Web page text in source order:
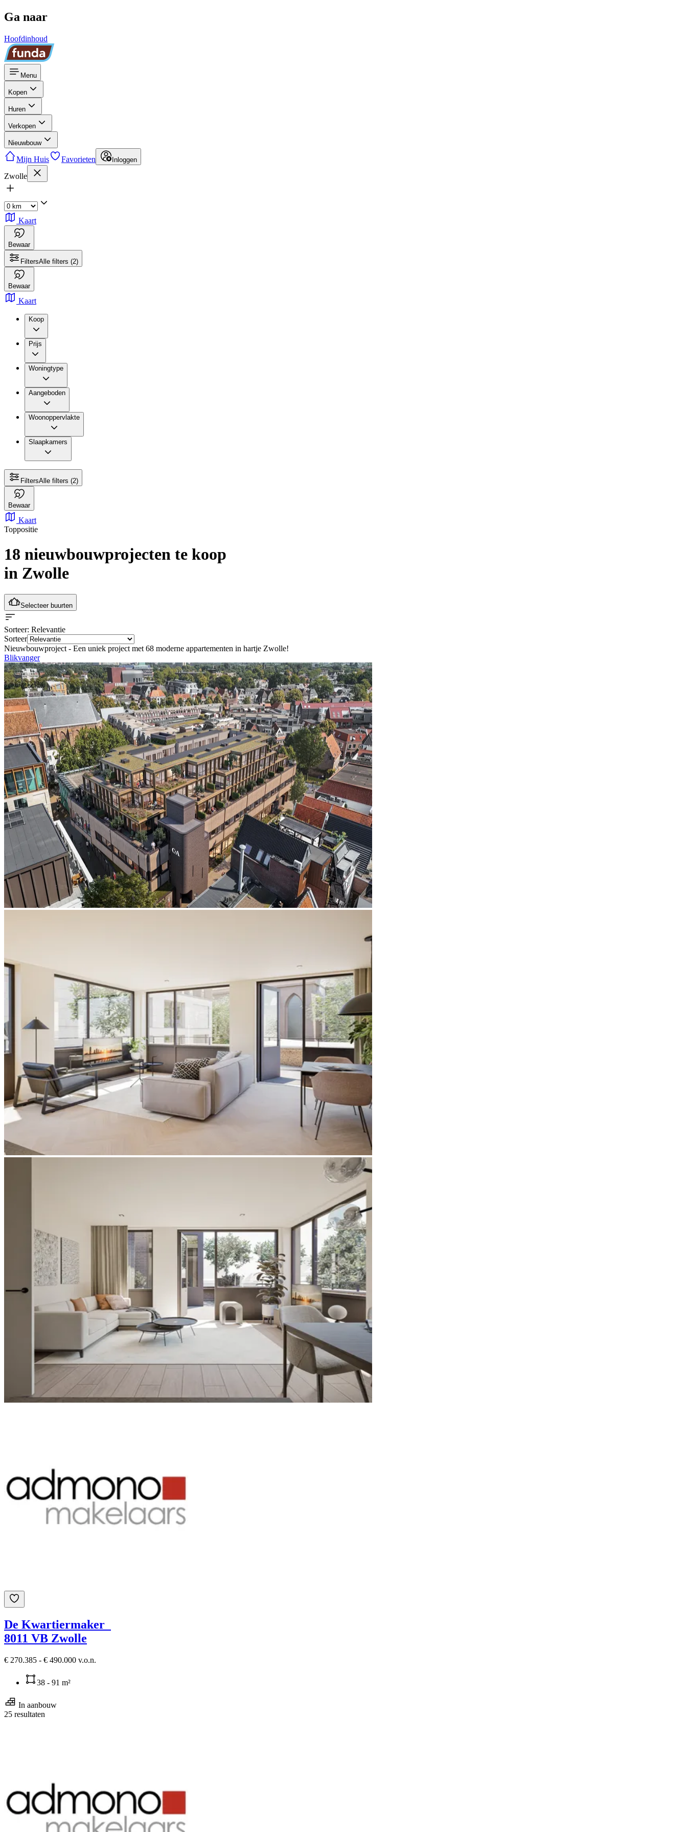
Ga naar
Hoofdinhoud
Menu
Kopen
Huren
Verkopen
Nieuwbouw
Mijn Huis Favorieten Inloggen
Zwolle
Kaart
Bewaar
FiltersAlle filters (2)
Bewaar
Kaart
Koop
Prijs
Woningtype
Aangeboden
Woonoppervlakte
Slaapkamers
FiltersAlle filters (2)
Bewaar
Kaart
Toppositie
18 nieuwbouwprojecten te koop
in Zwolle
Selecteer buurten
Sorteer: Relevantie
Sorteer
Nieuwbouwproject - Een uniek project met 68 moderne appartementen in hartje Zwolle!
Blikvanger
De Kwartiermaker
8011 VB Zwolle
€ 270.385 - € 490.000 v.o.n.
38 - 91 m²
In aanbouw
25 resultaten